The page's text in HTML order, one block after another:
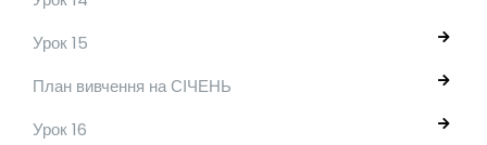
Урок 15
План вивчення на СІЧЕНЬ
Урок 16